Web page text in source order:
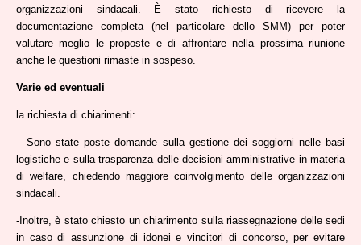
organizzazioni sindacali. È stato richiesto di ricevere la
documentazione completa (nel particolare dello SMM) per poter
valutare meglio le proposte e di affrontare nella prossima riunione
anche le questioni rimaste in sospeso.
Varie ed eventuali
la richiesta di chiarimenti:
– Sono state poste domande sulla gestione dei soggiorni nelle basi
logistiche e sulla trasparenza delle decisioni amministrative in materia
di welfare, chiedendo maggiore coinvolgimento delle organizzazioni
sindacali.
-Inoltre, è stato chiesto un chiarimento sulla riassegnazione delle sedi
in caso di assunzione di idonei e vincitori di concorso, per evitare